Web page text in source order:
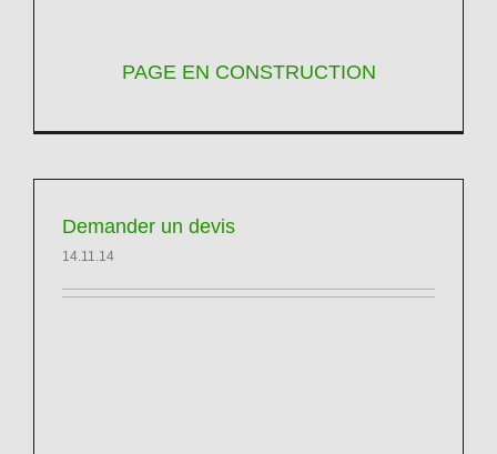
PAGE EN CONSTRUCTION
Demander un devis
14.11.14